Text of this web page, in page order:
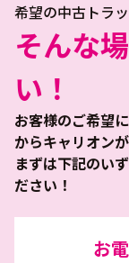
希望の中古トラ
そんな
い！
お客様のご希望
からキャリオン
まずは下記のい
ださい！
お